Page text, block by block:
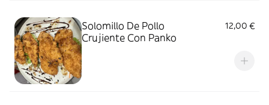
Solomillo De Pollo
Crujiente Con Panko
12,00 €